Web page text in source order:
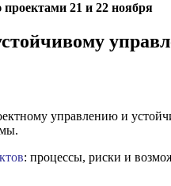
21 и 22 ноября
управлению и
: процессы, риски и